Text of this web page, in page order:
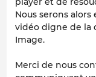
Nous serons
vidéo digne de la
Image.
Merci de nous